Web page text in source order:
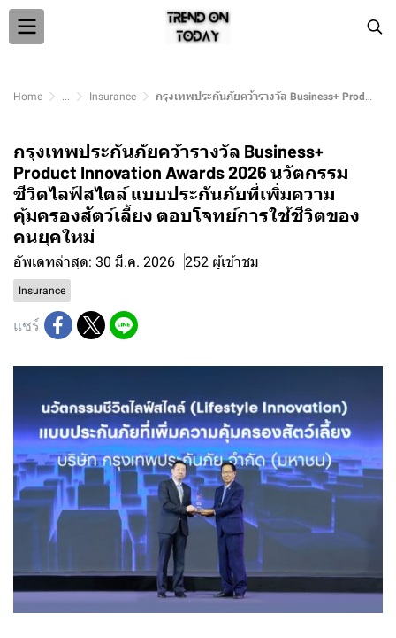
Home ... Insurance กรุงเทพประกันภัยคว้ารางวัล Business+ Product Innovation Awards 2026 นวัตกรรมชีวิตไลฟ์สไตล์ แบบประกันภัยที่เพิ่มความคุ้มครองสัตว์เลี้ยง ตอบโจทย์การใช้ชีวิตของคนยุคใหม่
กรุงเทพประกันภัยคว้ารางวัล Business+
Product Innovation Awards 2026 นวัตกรรม
ชีวิตไลฟ์สไตล์ แบบประกันภัยที่เพิ่มความ
คุ้มครองสัตว์เลี้ยง ตอบโจทย์การใช้ชีวิตของ
คนยุคใหม่
อัพเดทล่าสุด: 30 มี.ค. 2026 252 ผู้เข้าชม
Insurance
แชร์